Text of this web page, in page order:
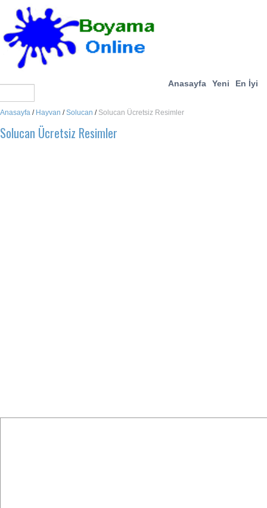
Anasayfa Yeni En İyi
Anasayfa / Hayvan /Solucan / Solucan Ücretsiz Resimler
Solucan Ücretsiz Resimler